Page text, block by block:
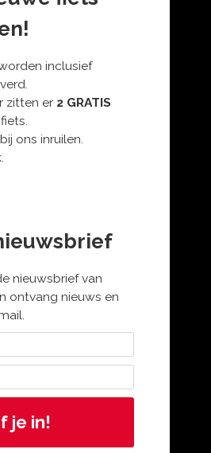
inclusief
zitten er 2 GRATIS
ons inruilen.
nieuwsbrief van
ontvang nieuws en